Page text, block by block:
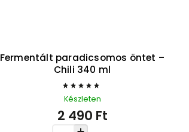
Fermentált paradicsomos öntet –
Chili 340 ml
Készleten
2 490 Ft